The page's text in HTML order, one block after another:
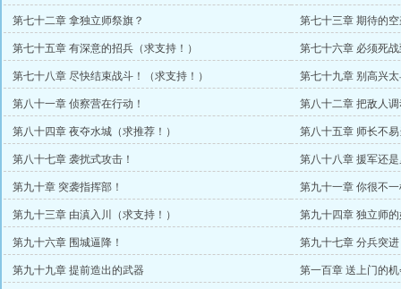
第七十二章 拿独立师祭旗？ 第七十三章 期待的
第七十五章 有深意的招兵（求支持！） 第七十六章 必须死
第七十八章 尽快结束战斗！（求支持！） 第七十九章 别高兴
第八十一章 侦察营在行动！ 第八十二章 把敌人
第八十四章 夜夺水城（求推荐！） 第八十五章 师长不
第八十七章 袭扰式攻击！ 第八十八章 援军还
第九十章 突袭指挥部！ 第九十一章 你很不
第九十三章 由滇入川（求支持！） 第九十四章 独立师
第九十六章 围城逼降！ 第九十七章 分兵突进
第九十九章 提前造出的武器 第一百章 送上门的